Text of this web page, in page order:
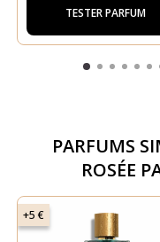
TESTER PARFUM
PARFUMS
ROSÉE
+5 €